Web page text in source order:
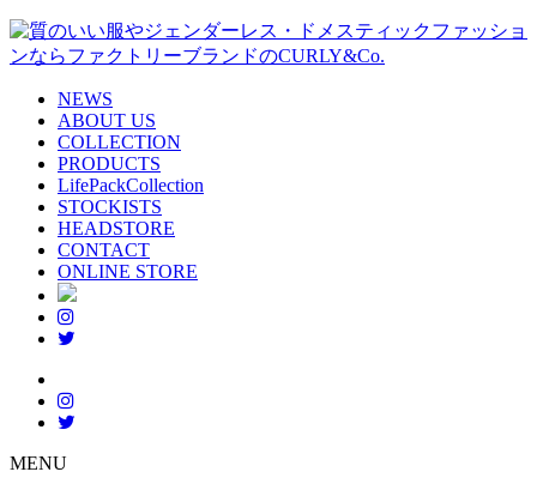
NEWS
ABOUT US
COLLECTION
PRODUCTS
LifePackCollection
STOCKISTS
HEADSTORE
CONTACT
ONLINE STORE
MENU